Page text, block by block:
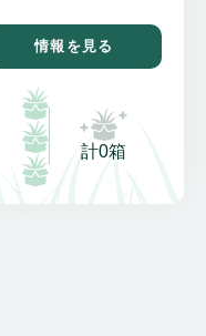
情報を見る
計0箱